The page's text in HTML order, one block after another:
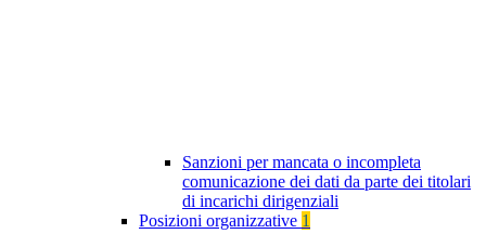
Sanzioni per mancata o incompleta
comunicazione dei dati da parte dei titolari
di incarichi dirigenziali
Posizioni organizzative 1